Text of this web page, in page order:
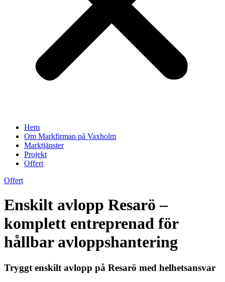
Hem
Om Markfirman på Vaxholm
Marktjänster
Projekt
Offert
Offert
Enskilt avlopp Resarö –
komplett entreprenad för
hållbar avloppshantering
Tryggt enskilt avlopp på Resarö med helhetsansvar